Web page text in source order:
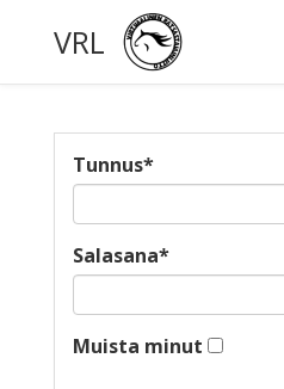
VRL
Tunnus*
Salasana*
Muista minut